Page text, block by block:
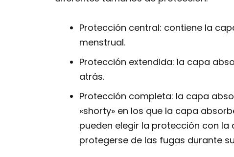
Protección central: contiene la
menstrual.
Protección extendida: la capa
atrás.
Protección completa: la capa
«shorty» en los que la capa
pueden elegir la protección con
protegerse de las fugas durante